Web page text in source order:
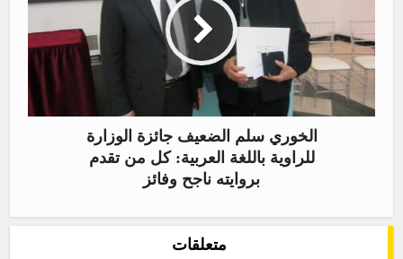
الخوري سلم الضعيف جائزة الوزارة
للراوية باللغة العربية: كل من تقدم
بروايته ناجح وفائز
متعلقات